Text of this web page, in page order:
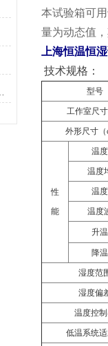
本试验箱可
量为动态值
上海恒温恒
技术规格：
型号
工作室尺
外形尺寸（
性
能
温
温度
温
温度
升
降
湿度范
湿度偏
温度控制
低温系统适